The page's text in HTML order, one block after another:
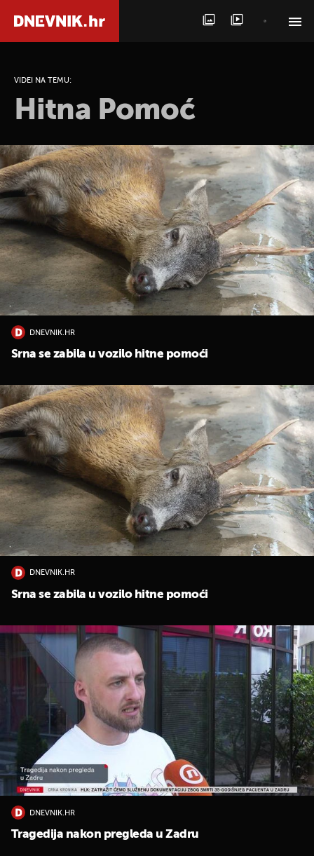
VIDEI NA TEMU:
Hitna Pomoć
DNEVNIK.HR
Srna se zabila u vozilo hitne pomoći
DNEVNIK.HR
Srna se zabila u vozilo hitne pomoći
DNEVNIK.HR
Tragedija nakon pregleda u Zadru